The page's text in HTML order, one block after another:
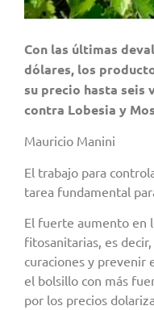
Con las últimas
dólares, los
su precio hasta seis
contra Lobesia y
Mauricio Manini
El trabajo para
tarea fundamental
El fuerte aumento en
fitosanitarias, es
curaciones y prevenir
el bolsillo con más
por los precios